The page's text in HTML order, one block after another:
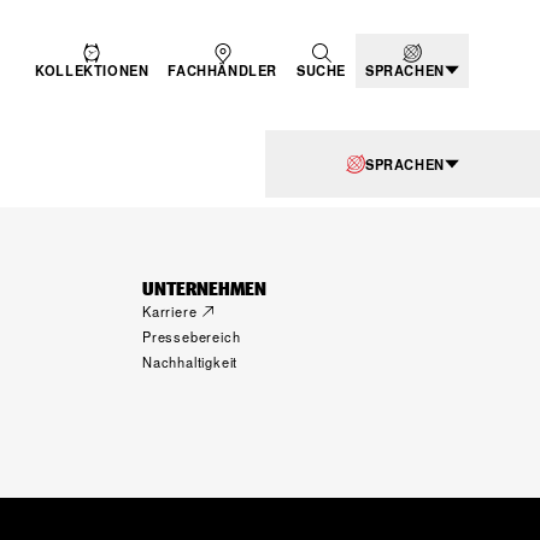
KOLLEKTIONEN FACHHÄNDLER SUCHE SPRACHEN
UNTERNEHMEN
Karriere
Pressebereich
Nachhaltigkeit
SPRACHEN